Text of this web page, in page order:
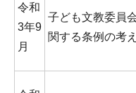
令和
3年9
月
子ども文教委員
関する条例の考